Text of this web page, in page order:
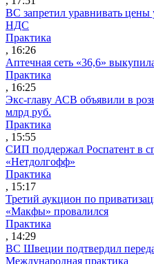
ВС запретил уравнивать цены
НДС
Практика
, 16:26
Аптечная сеть «36,6»
Практика
, 16:25
Экс-главу АСВ объявили в
млрд руб.
Практика
, 15:55
СИП поддержал Роспатент в
«Нетдолгофф»
Практика
, 15:17
Третий аукцион по
«Макфы» провалился
Практика
, 14:29
ВС Швеции подтвердил
Международная практика